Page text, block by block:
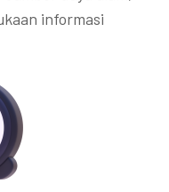
informasi